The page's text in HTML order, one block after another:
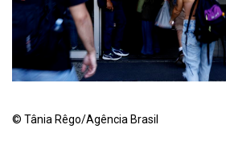
© Tânia Rêgo/Agência Brasil